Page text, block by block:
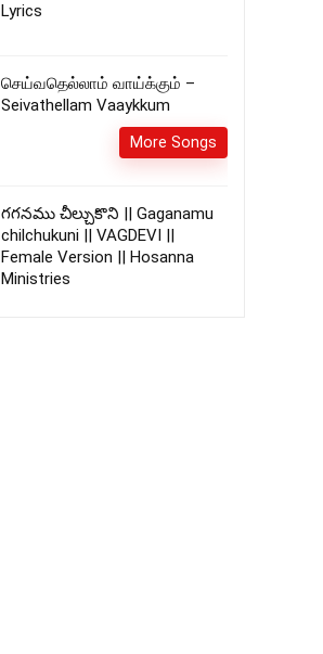
Lyrics
செய்வதெல்லாம் வாய்க்கும் –
Seivathellam Vaaykkum
More Songs
గగనము చీల్చుకొని || Gaganamu
chilchukuni || VAGDEVI ||
Female Version || Hosanna
Ministries